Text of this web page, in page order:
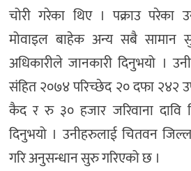
चोरी गरेका थिए । पक्राउ परेका
मोवाइल बाहेक अन्य सबै सामान
अधिकारीले जानकारी दिनुभयो ।
संहित २०७४ परिच्छेद २० दफा २४२
कैद र रु ३० हजार जरिवाना दावि
दिनुभयो । उनीहरुलाई चितवन
गरि अनुसन्धान सुरु गरिएको छ ।